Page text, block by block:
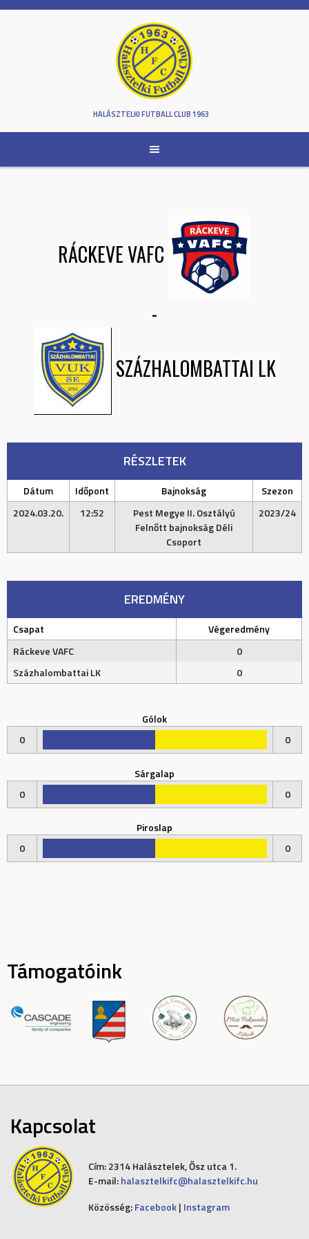
Skip
HALÁSZTELKI FUTBALL CLUB 1963
RÁCKEVE VAFC
-
SZÁZHALOMBATTAI LK
RÉSZLETEK
Dátum Időpont Bajnokság
Szezon
2024.03.20.
12:52
Pest Megye II. Osztályú
Felnőtt bajnokság Déli
Csoport
2023/24
EREDMÉNY
Csapat
Végeredmény
Ráckeve VAFC
0
Százhalombattai LK
0
Gólok
0
0
Sárgalap
0
0
Piroslap
0
0
Támogatóink
Kapcsolat
Cím:2314 Halásztelek, Ősz utca 1.
E-mail: halasztelkifc@halasztelkifc.hu
Közösség: Facebook| Instagram